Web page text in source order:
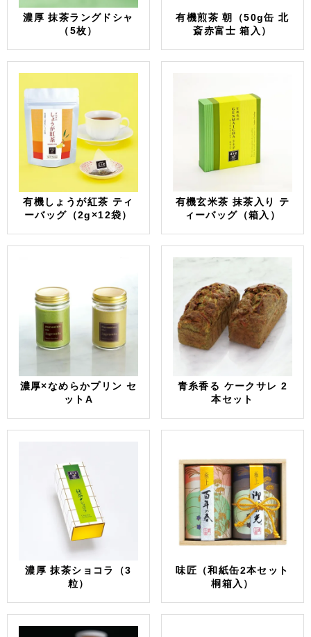
濃厚 抹茶ラングドシャ
（5枚）
有機煎茶 朝（50g缶 北
斎赤富士 箱入）
有機しょうが紅茶 ティ
ーバッグ（2g×12袋）
有機玄米茶 抹茶入り テ
ィーバッグ（箱入）
濃厚×なめらかプリン セ
ットA
青糸香る ケークサレ 2
本セット
濃厚 抹茶ショコラ（3
粒）
味匠（和紙缶2本セット
桐箱入）